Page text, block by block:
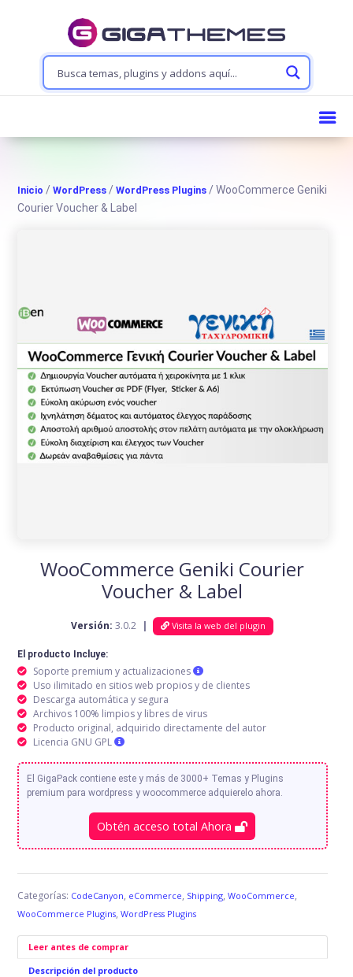
Inicio /WordPress /WordPress Plugins / WooCommerce Geniki
Courier Voucher & Label
WooCommerce Geniki Courier
Voucher & Label
Versión:3.0.2 | Visita la web del plugin
El producto Incluye:
Soporte premium y actualizaciones
Uso ilimitado en sitios web propios y de clientes
Descarga automática y segura
Archivos 100% limpios y libres de virus
Producto original, adquirido directamente del autor
Licencia GNU GPL
El GigaPack contiene este y más de 3000+ Temas y Plugins
premium para wordpress y woocommerce adquierelo ahora.
Obtén acceso total Ahora
Categorías: CodeCanyon, eCommerce, Shipping,WooCommerce,
WooCommerce Plugins,WordPress Plugins
Leer antes de comprar
Descripción del producto